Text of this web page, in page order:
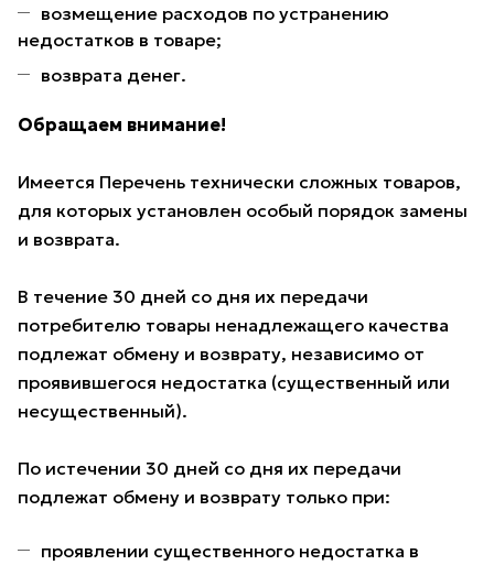
возмещение расходов по устранению
недостатков в товаре;
возврата денег.
Обращаем внимание!
Имеется Перечень технически сложных товаров,
для которых установлен особый порядок замены
и возврата.
В течение 30 дней со дня их передачи
потребителю товары ненадлежащего качества
подлежат обмену и возврату, независимо от
проявившегося недостатка (существенный или
несущественный).
По истечении 30 дней со дня их передачи
подлежат обмену и возврату только при:
проявлении существенного недостатка в